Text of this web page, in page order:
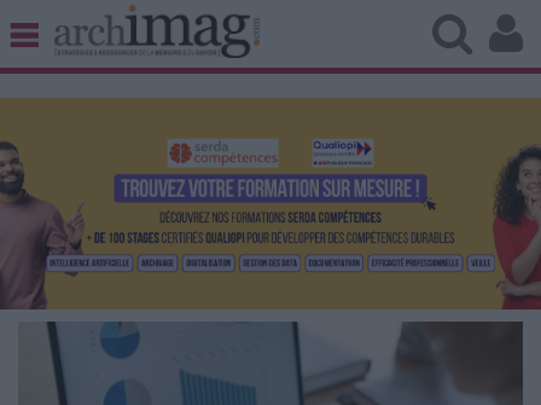
BIBLIOTHÈQUE ÉDITION
UNIVERS DATA
TRAVAIL COLLABORATIF
VIE NUMÉRIQUE
NUMÉRIQUE RESPONSABLE